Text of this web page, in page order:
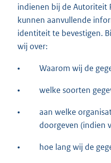
indienen bij de Autoriteit
kunnen aanvullende
identiteit te bevestigen.
wij over:
• Waarom wij de
• welke soorten
•
aan welke
doorgeven (indien
• hoe lang wij de